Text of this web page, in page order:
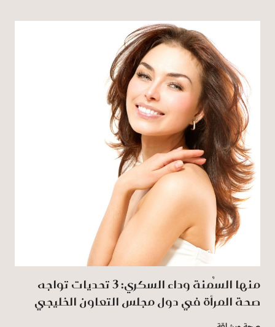
منها السُمنة وداء السكري: 3 تحديات تواجه
صحة المرأة في دول مجلس التعاون الخليجي